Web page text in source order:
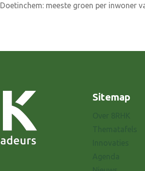
navigatie
Doetinchem: meeste groen per inwoner
Sitemap